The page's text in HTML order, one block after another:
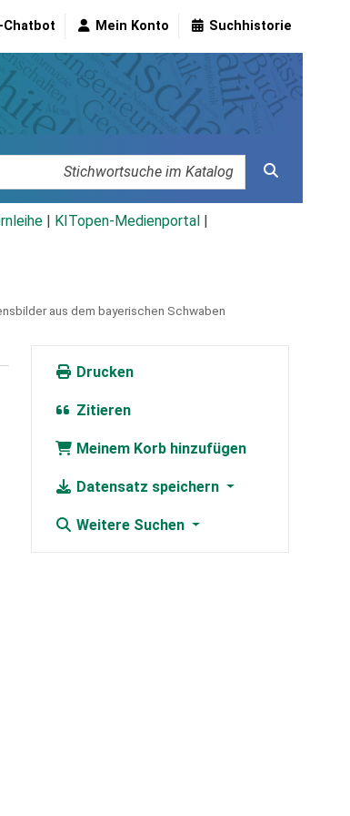
Chatbot Mein Konto Suchhistorie
KITopen-Medienportal
aus dem bayerischen Schwaben
Drucken
Zitieren
Meinem Korb hinzufügen
Datensatz speichern
Weitere Suchen